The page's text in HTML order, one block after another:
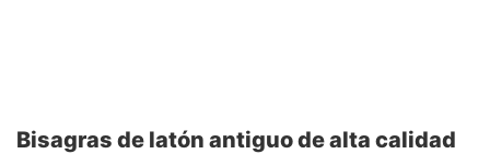
Bisagras de latón antiguo de alta calidad